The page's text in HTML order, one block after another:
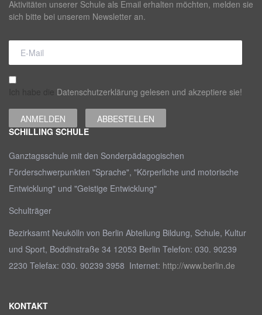
Aktivitäten unserer Schule als Email erhalten möchten, melden sie
sich bitte bei unserem Newsletter an.
Datenschutzerklärung gelesen und akzeptiere sie!
SCHILLING SCHULE
Ganztagsschule mit den Sonderpädagogischen
Förderschwerpunkten "Sprache", "Körperliche und motorische
Entwicklung" und "Geistige Entwicklung"
Schulträger
Bezirksamt Neukölln von Berlin Abteilung Bildung, Schule, Kultur
und Sport, Boddinstraße 34 12053 Berlin Telefon: 030. 90239
2230 Telefax: 030. 90239 3958 Internet: http://www.berlin.de
KONTAKT